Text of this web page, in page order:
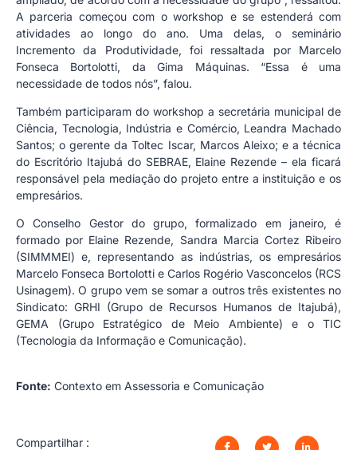
A parceria começou com o workshop e se estenderá com
atividades ao longo do ano. Uma delas, o seminário
Incremento da Produtividade, foi ressaltada por Marcelo
Fonseca Bortolotti, da Gima Máquinas. “Essa é uma
necessidade de todos nós”, falou.
Também participaram do workshop a secretária municipal de
Ciência, Tecnologia, Indústria e Comércio, Leandra Machado
Santos; o gerente da Toltec Iscar, Marcos Aleixo; e a técnica
do Escritório Itajubá do SEBRAE, Elaine Rezende – ela ficará
responsável pela mediação do projeto entre a instituição e os
empresários.
O Conselho Gestor do grupo, formalizado em janeiro, é
formado por Elaine Rezende, Sandra Marcia Cortez Ribeiro
(SIMMMEI) e, representando as indústrias, os empresários
Marcelo Fonseca Bortolotti e Carlos Rogério Vasconcelos (RCS
Usinagem). O grupo vem se somar a outros três existentes no
Sindicato: GRHI (Grupo de Recursos Humanos de Itajubá),
GEMA (Grupo Estratégico de Meio Ambiente) e o TIC
(Tecnologia da Informação e Comunicação).
Fonte: Contexto em Assessoria e Comunicação
Compartilhar :